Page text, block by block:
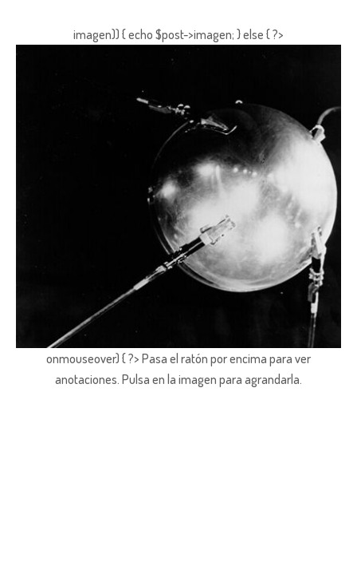
imagen)) { echo $post->imagen; } else { ?>
onmouseover) { ?> Pasa el ratón por encima para ver
anotaciones. Pulsa en la imagen para agrandarla.